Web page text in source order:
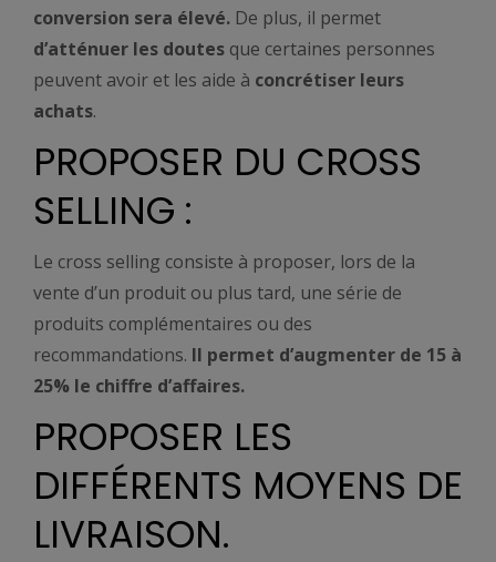
conversion sera élevé. De plus, il permet
d’atténuer les doutes que certaines personnes
peuvent avoir et les aide à concrétiser leurs
achats.
PROPOSER DU CROSS
SELLING :
Le cross selling consiste à proposer, lors de la
vente d’un produit ou plus tard, une série de
produits complémentaires ou des
recommandations. Il permet d’augmenter de 15 à
25% le chiffre d’affaires.
PROPOSER LES
DIFFÉRENTS MOYENS DE
LIVRAISON.